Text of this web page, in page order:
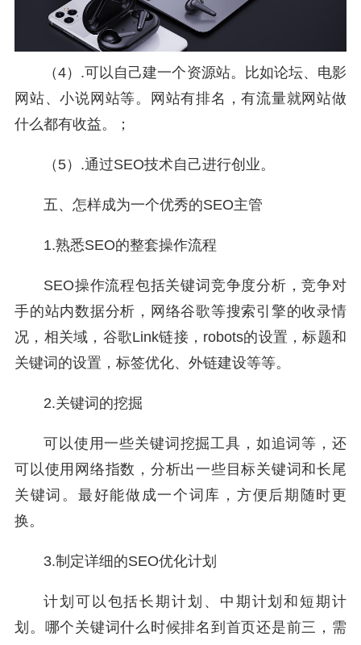
（4）.可以自己建一个资源站。比如论坛、电影
网站、小说网站等。网站有排名，有流量就网站做
什么都有收益。；
（5）.通过SEO技术自己进行创业。
五、怎样成为一个优秀的SEO主管
1.熟悉SEO的整套操作流程
SEO操作流程包括关键词竞争度分析，竞争对
手的站内数据分析，网络谷歌等搜索引擎的收录情
况，相关域，谷歌Link链接，robots的设置，标题和
关键词的设置，标签优化、外链建设等等。
2.关键词的挖掘
可以使用一些关键词挖掘工具，如追词等，还
可以使用网络指数，分析出一些目标关键词和长尾
关键词。最好能做成一个词库，方便后期随时更
换。
3.制定详细的SEO优化计划
计划可以包括长期计划、中期计划和短期计
划。哪个关键词什么时候排名到首页还是前三，需